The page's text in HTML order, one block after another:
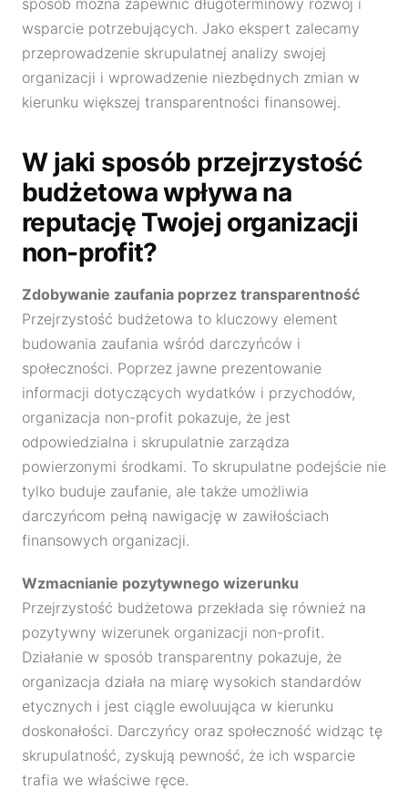
wsparcie potrzebujących. Jako ekspert zalecamy
przeprowadzenie skrupulatnej analizy swojej
organizacji i wprowadzenie niezbędnych zmian w
kierunku większej transparentności finansowej.
W jaki sposób przejrzystość
budżetowa wpływa na
reputację Twojej organizacji
non-profit?
Zdobywanie zaufania poprzez transparentność
Przejrzystość budżetowa to kluczowy element
budowania zaufania wśród darczyńców i
społeczności. Poprzez jawne prezentowanie
informacji dotyczących wydatków i przychodów,
organizacja non-profit pokazuje, że jest
odpowiedzialna i skrupulatnie zarządza
powierzonymi środkami. To skrupulatne podejście nie
tylko buduje zaufanie, ale także umożliwia
darczyńcom pełną nawigację w zawiłościach
finansowych organizacji.
Wzmacnianie pozytywnego wizerunku
Przejrzystość budżetowa przekłada się również na
pozytywny wizerunek organizacji non-profit.
Działanie w sposób transparentny pokazuje, że
organizacja działa na miarę wysokich standardów
etycznych i jest ciągle ewoluująca w kierunku
doskonałości. Darczyńcy oraz społeczność widząc tę
skrupulatność, zyskują pewność, że ich wsparcie
trafia we właściwe ręce.